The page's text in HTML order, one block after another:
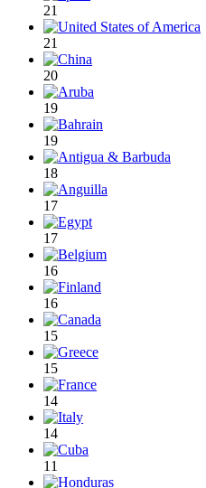
21
21
20
19
19
18
17
17
16
16
15
15
14
14
11